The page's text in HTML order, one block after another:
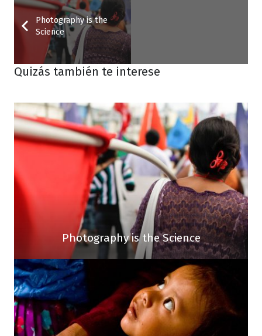
Photography is the
Science
Quizás también te interese
Photography is the Science